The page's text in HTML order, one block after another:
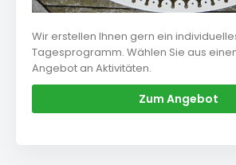
Wir erstellen Ihnen gern ein
Tagesprogramm. Wählen Sie aus
Angebot an Aktivitäten.
Zum Angebot